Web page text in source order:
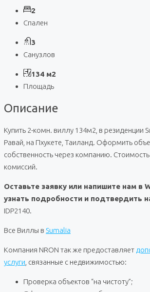
2
Спален
3
Санузлов
134 м2
Площадь
Описание
Купить 2-комн. виллу 134м2, в резиденции
Равай, на Пхукете, Таиланд. Оформить
собственность через компанию.
комиссий.
Оставьте заявку или напишите нам в
узнать подробности и подтвердить
IDP2140.
Все Виллы в Sumalia
Компания NRON так же предоставляет
услуги , связанные с недвижимостью:
Проверка объектов “на чистоту”;